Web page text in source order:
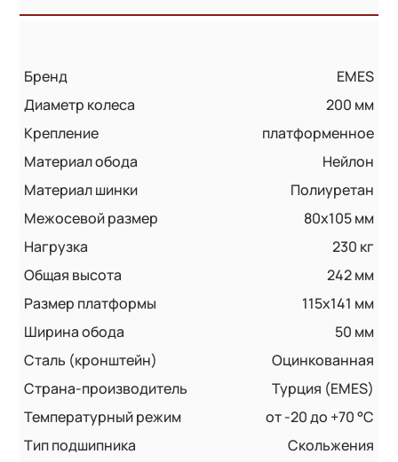
Бренд
EMES
Диаметр колеса
200 мм
Крепление
платформенное
Материал обода
Нейлон
Материал шинки
Полиуретан
Межосевой размер
80x105 мм
Нагрузка
230 кг
Общая высота
242 мм
Размер платформы
115x141 мм
Ширина обода
50 мм
Сталь (кронштейн)
Оцинкованная
Страна-производитель
Турция (EMES)
Температурный режим
от -20 до +70 °С
Тип подшипника
Скольжения